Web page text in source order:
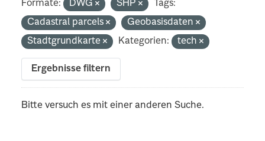
Formate: DWG SHP
Tags:
Cadastral parcels
Geobasisdaten
Stadtgrundkarte
Kategorien: tech
Ergebnisse filtern
Bitte versuch es mit einer anderen Suche.